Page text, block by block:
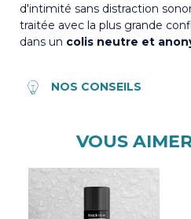
d'intimité sans distraction
traitée avec la plus grande
dans un colis neutre et
VOUS